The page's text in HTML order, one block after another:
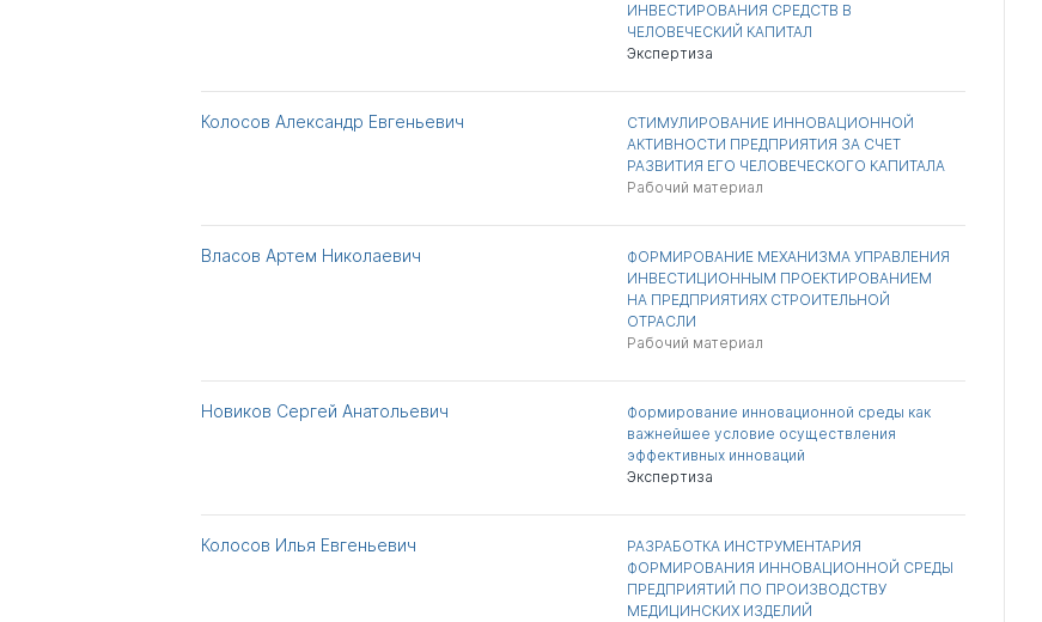
ИНВЕСТИРОВАНИЯ СРЕДСТВ В
ЧЕЛОВЕЧЕСКИЙ КАПИТАЛ
Экспертиза
Колосов Александр Евгеньевич
СТИМУЛИРОВАНИЕ ИННОВАЦИОННОЙ
АКТИВНОСТИ ПРЕДПРИЯТИЯ ЗА СЧЕТ
РАЗВИТИЯ ЕГО ЧЕЛОВЕЧЕСКОГО КАПИТАЛА
Рабочий материал
Власов Артем Николаевич
ФОРМИРОВАНИЕ МЕХАНИЗМА УПРАВЛЕНИЯ
ИНВЕСТИЦИОННЫМ ПРОЕКТИРОВАНИЕМ
НА ПРЕДПРИЯТИЯХ СТРОИТЕЛЬНОЙ
ОТРАСЛИ
Рабочий материал
Новиков Сергей Анатольевич
Формирование инновационной среды как
важнейшее условие осуществления
эффективных инноваций
Экспертиза
Колосов Илья Евгеньевич
РАЗРАБОТКА ИНСТРУМЕНТАРИЯ
ФОРМИРОВАНИЯ ИННОВАЦИОННОЙ СРЕДЫ
ПРЕДПРИЯТИЙ ПО ПРОИЗВОДСТВУ
МЕДИЦИНСКИХ ИЗДЕЛИЙ